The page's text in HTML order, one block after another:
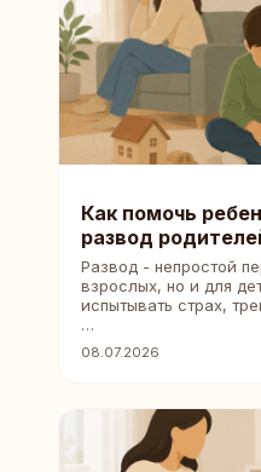
Как помочь
развод
Развод - непростой
взрослых, но и для
испытывать страх,
…
08.07.2026